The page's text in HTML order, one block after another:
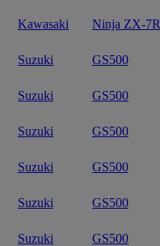
Kawasaki Ninja ZX-7R
Suzuki GS500
Suzuki GS500
Suzuki GS500
Suzuki GS500
Suzuki GS500
Suzuki GS500